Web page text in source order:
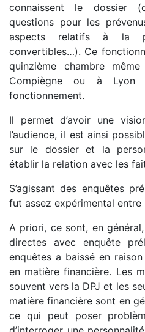
connaissent le dossier
questions pour les
aspects relatifs à la
convertibles…). Ce
quinzième chambre
Compiègne ou à
fonctionnement.
Il permet d’avoir une
l’audience, il est ainsi
sur le dossier et la
établir la relation avec les
S’agissant des enquêtes
fut assez expérimental entre
A priori, ce sont, en
directes avec enquête
enquêtes a baissé en
en matière financière. Les
souvent vers la DPJ et les
matière financière sont en
ce qui peut poser